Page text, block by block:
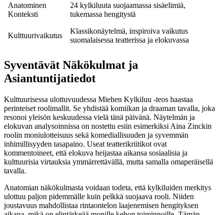
Anatominen
Konteksti
24 kylkiluuta suojaamassa sisäelimiä,
tukemassa hengitystä
Kulttuurivaikutus
Klassikonäytelmä, inspiroiva vaikutus
suomalaisessa teatterissa ja elokuvassa
Syventävät Näkökulmat ja
Asiantuntijatiedot
Kulttuurisessa ulottuvuudessa Miehen Kylkiluu -teos haastaa
perinteiset roolimallit. Se yhdistää komiikan ja draaman tavalla, joka
resonoi yleisön keskuudessa vielä tänä päivänä. Näytelmän ja
elokuvan analysoinnissa on nostettu esiin esimerkiksi Aina Zinckin
roolin moniulotteisuus sekä komediallisuuden ja syvemmän
inhimillisyyden tasapaino. Useat teatterikriitikot ovat
kommentoineet, että elokuva heijastaa aikansa sosiaalisia ja
kulttuurisia virtauksia ymmärrettävällä, mutta samalla omaperäisellä
tavalla.
Anatomian näkökulmasta voidaan todeta, että kylkiluiden merkitys
ulottuu paljon pidemmälle kuin pelkkä suojaava rooli. Niiden
joustavuus mahdollistaa rintaontelon laajenemisen hengityksen